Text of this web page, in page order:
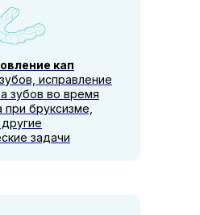
кап
исправление
зубов во время
бруксизме,
задачи